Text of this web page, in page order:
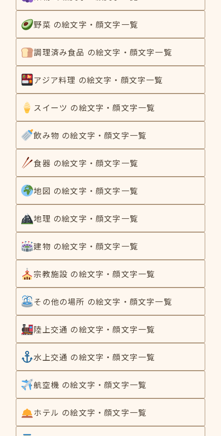
野菜 の絵文字・顔文字一覧
調理済み食品 の絵文字・顔文字一覧
アジア料理 の絵文字・顔文字一覧
スイーツ の絵文字・顔文字一覧
飲み物 の絵文字・顔文字一覧
食器 の絵文字・顔文字一覧
地図 の絵文字・顔文字一覧
地理 の絵文字・顔文字一覧
建物 の絵文字・顔文字一覧
宗教施設 の絵文字・顔文字一覧
その他の場所 の絵文字・顔文字一覧
陸上交通 の絵文字・顔文字一覧
水上交通 の絵文字・顔文字一覧
航空機 の絵文字・顔文字一覧
ホテル の絵文字・顔文字一覧